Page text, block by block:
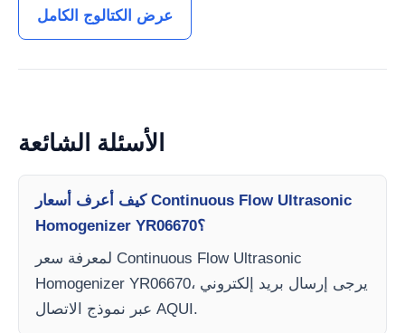
عرض الكتالوج الكامل
الأسئلة الشائعة
كيف أعرف أسعار Continuous Flow Ultrasonic
Homogenizer YR06670؟
لمعرفة سعر Continuous Flow Ultrasonic
Homogenizer YR06670، يرجى إرسال بريد إلكتروني
عبر نموذج الاتصال AQUI.